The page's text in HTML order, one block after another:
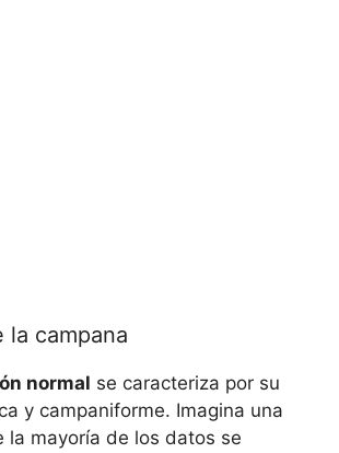
la campana
normal se caracteriza por su
y campaniforme. Imagina una
la mayoría de los datos se